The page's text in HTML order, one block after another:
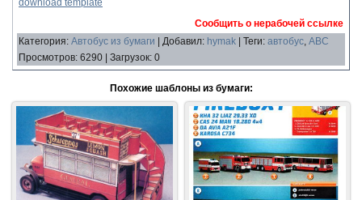
download template
Сообщить о нерабочей ссылке
Категория: Автобус из бумаги Добавил: hymak Теги: автобус, ABC
Просмотров: 6290 Загрузок: 0
Похожие шаблоны из бумаги: